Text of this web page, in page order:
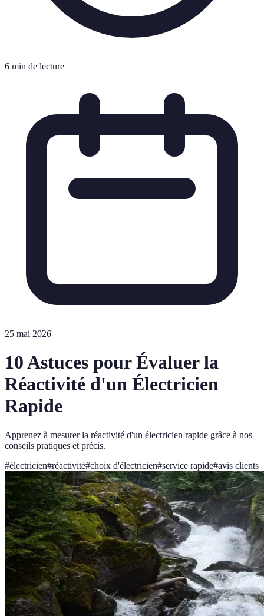
6 min de lecture
25 mai 2026
10 Astuces pour Évaluer la
Réactivité d'un Électricien
Rapide
Apprenez à mesurer la réactivité d'un électricien rapide grâce à nos
conseils pratiques et précis.
#électricien#réactivité#choix d'électricien#service rapide#avis clients